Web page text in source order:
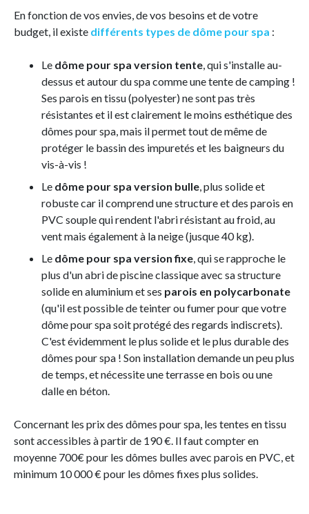
En fonction de vos envies, de vos besoins et de votre
budget, il existe différents types de dôme pour spa :
Le dôme pour spa version tente, qui s'installe au-
dessus et autour du spa comme une tente de camping !
Ses parois en tissu (polyester) ne sont pas très
résistantes et il est clairement le moins esthétique des
dômes pour spa, mais il permet tout de même de
protéger le bassin des impuretés et les baigneurs du
vis-à-vis !
Le dôme pour spa version bulle, plus solide et
robuste car il comprend une structure et des parois en
PVC souple qui rendent l'abri résistant au froid, au
vent mais également à la neige (jusque 40 kg).
Le dôme pour spa version fixe, qui se rapproche le
plus d'un abri de piscine classique avec sa structure
solide en aluminium et ses parois en polycarbonate
(qu'il est possible de teinter ou fumer pour que votre
dôme pour spa soit protégé des regards indiscrets).
C'est évidemment le plus solide et le plus durable des
dômes pour spa ! Son installation demande un peu plus
de temps, et nécessite une terrasse en bois ou une
dalle en béton.
Concernant les prix des dômes pour spa, les tentes en tissu
sont accessibles à partir de 190 €. Il faut compter en
moyenne 700€ pour les dômes bulles avec parois en PVC, et
minimum 10 000 € pour les dômes fixes plus solides.